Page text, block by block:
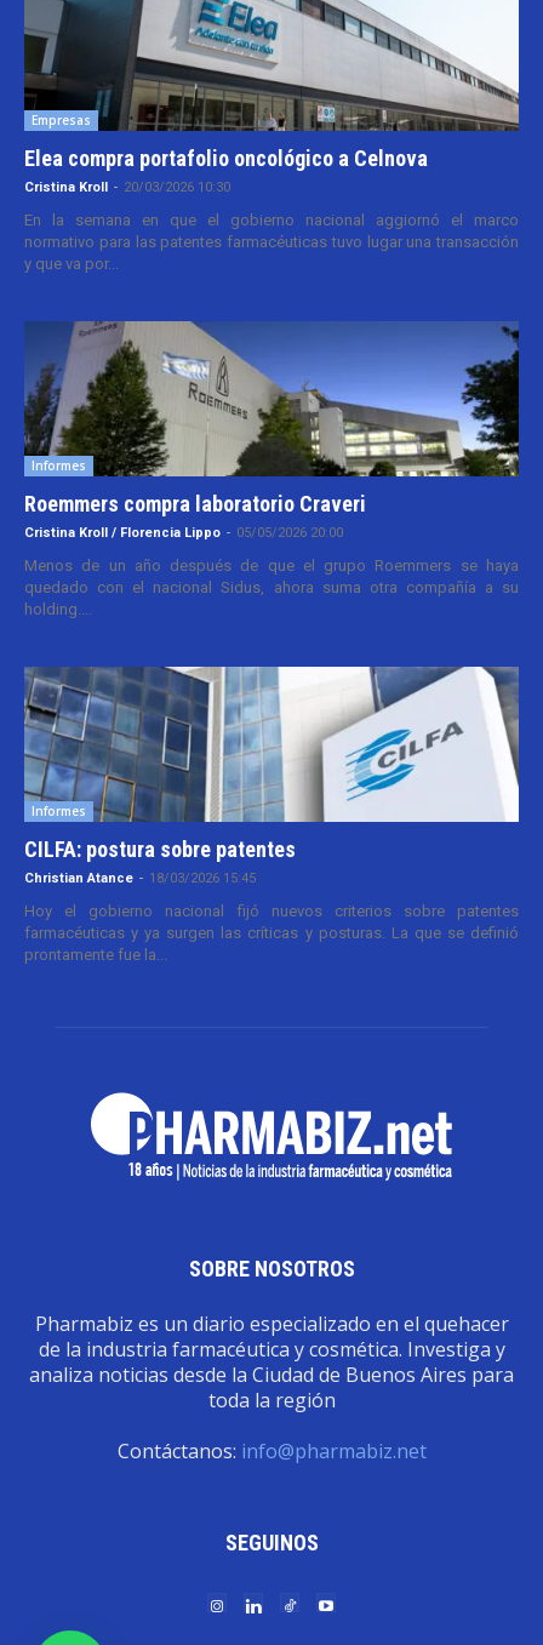
Empresas
Elea compra portafolio oncológico a Celnova
Cristina Kroll - 20/03/2026 10:30
En la semana en que el gobierno nacional aggiornó el marco
normativo para las patentes farmacéuticas tuvo lugar una transacción
y que va por...
Informes
Roemmers compra laboratorio Craveri
Cristina Kroll / Florencia Lippo - 05/05/2026 20:00
Menos de un año después de que el grupo Roemmers se haya
quedado con el nacional Sidus, ahora suma otra compañía a su
holding....
Informes
CILFA: postura sobre patentes
Christian Atance - 18/03/2026 15:45
Hoy el gobierno nacional fijó nuevos criterios sobre patentes
farmacéuticas y ya surgen las críticas y posturas. La que se definió
prontamente fue la...
SOBRE NOSOTROS
Pharmabiz es un diario especializado en el quehacer
de la industria farmacéutica y cosmética. Investiga y
analiza noticias desde la Ciudad de Buenos Aires para
toda la región
Contáctanos: info@pharmabiz.net
SEGUINOS